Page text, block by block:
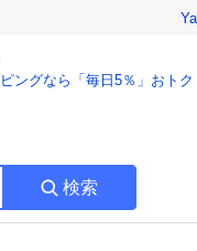
ングなら「毎日5％」おトク
検索